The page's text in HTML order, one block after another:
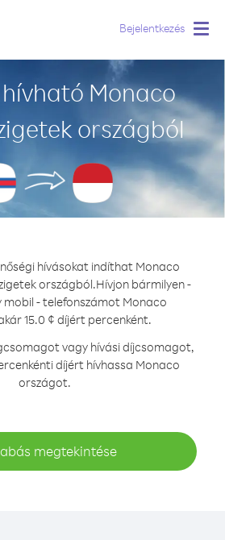
Bejelentkezés
Monaco
országból
hívásokat indíthat Monaco
országból.Hívjon bármilyen -
mobil - telefonszámot Monaco
15.0 ¢ díjért percenként.
vagy hívási díjcsomagot,
díjért hívhassa Monaco
országot.
megtekintése